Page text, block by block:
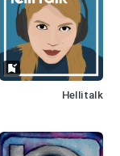
Hellitalk